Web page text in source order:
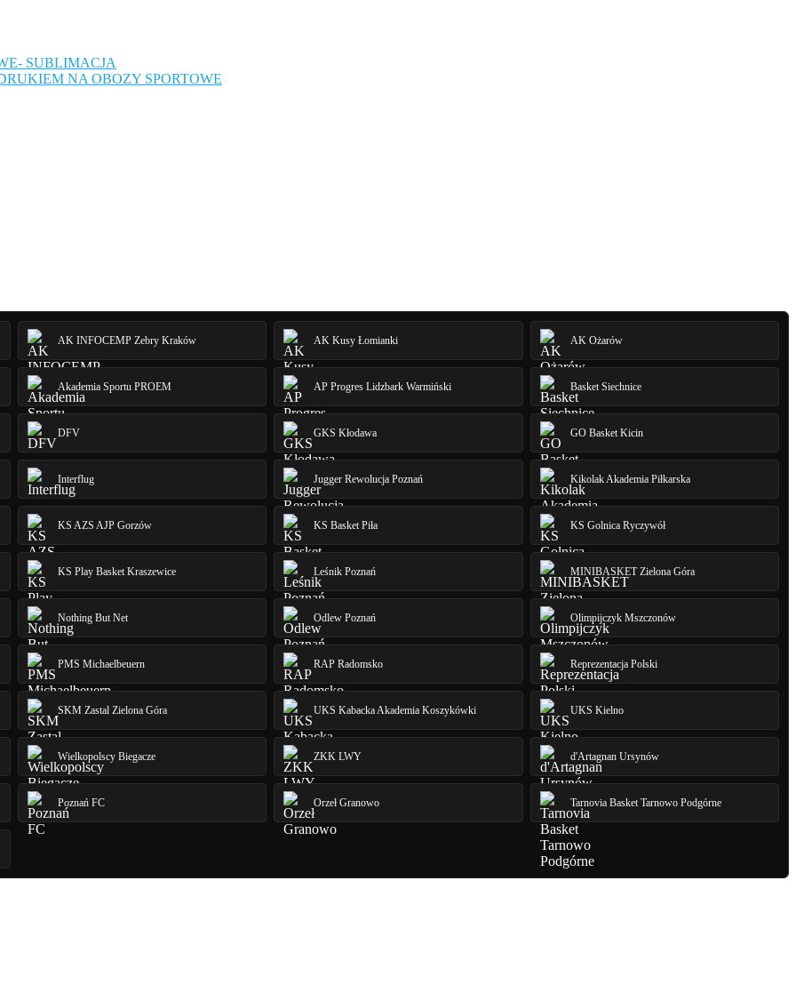
SUBLIMACJA
NA OBOZY SPORTOWE
AK INFOCEMP Zebry Kraków AK Kusy Łomianki AK Ożarów
Akademia Sportu PROEM AP Progres Lidzbark Warmiński Basket Siechnice
DFV GKS Kłodawa GO Basket Kicin
Interflug Jugger Rewolucja Poznań Kikolak Akademia Piłkarska
KS AZS AJP Gorzów KS Basket Piła KS Golnica Ryczywół
KS Play Basket Kraszewice Leśnik Poznań MINIBASKET Zielona Góra
Nothing But Net Odlew Poznań Olimpijczyk Mszczonów
PMS Michaelbeuern RAP Radomsko Reprezentacja Polski
SKM Zastal Zielona Góra UKS Kabacka Akademia Koszykówki UKS Kielno
Wielkopolscy Biegacze ZKK LWY d'Artagnan Ursynów
Poznań FC Orzeł Granowo Tarnovia Basket Tarnowo Podgórne